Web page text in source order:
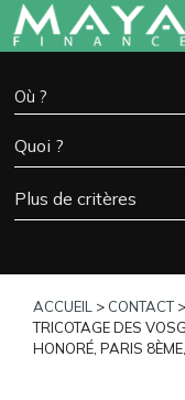
ACCUEIL > CONTACT>
TRICOTAGE DES
HONORÉ, PARIS